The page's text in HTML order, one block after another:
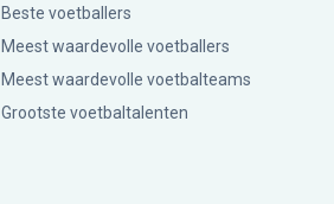
Beste voetballers
Meest waardevolle voetballers
Meest waardevolle voetbalteams
Grootste voetbaltalenten